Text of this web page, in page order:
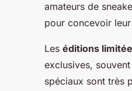
amateurs de
pour concevoir
Les éditions
exclusives,
spéciaux sont très